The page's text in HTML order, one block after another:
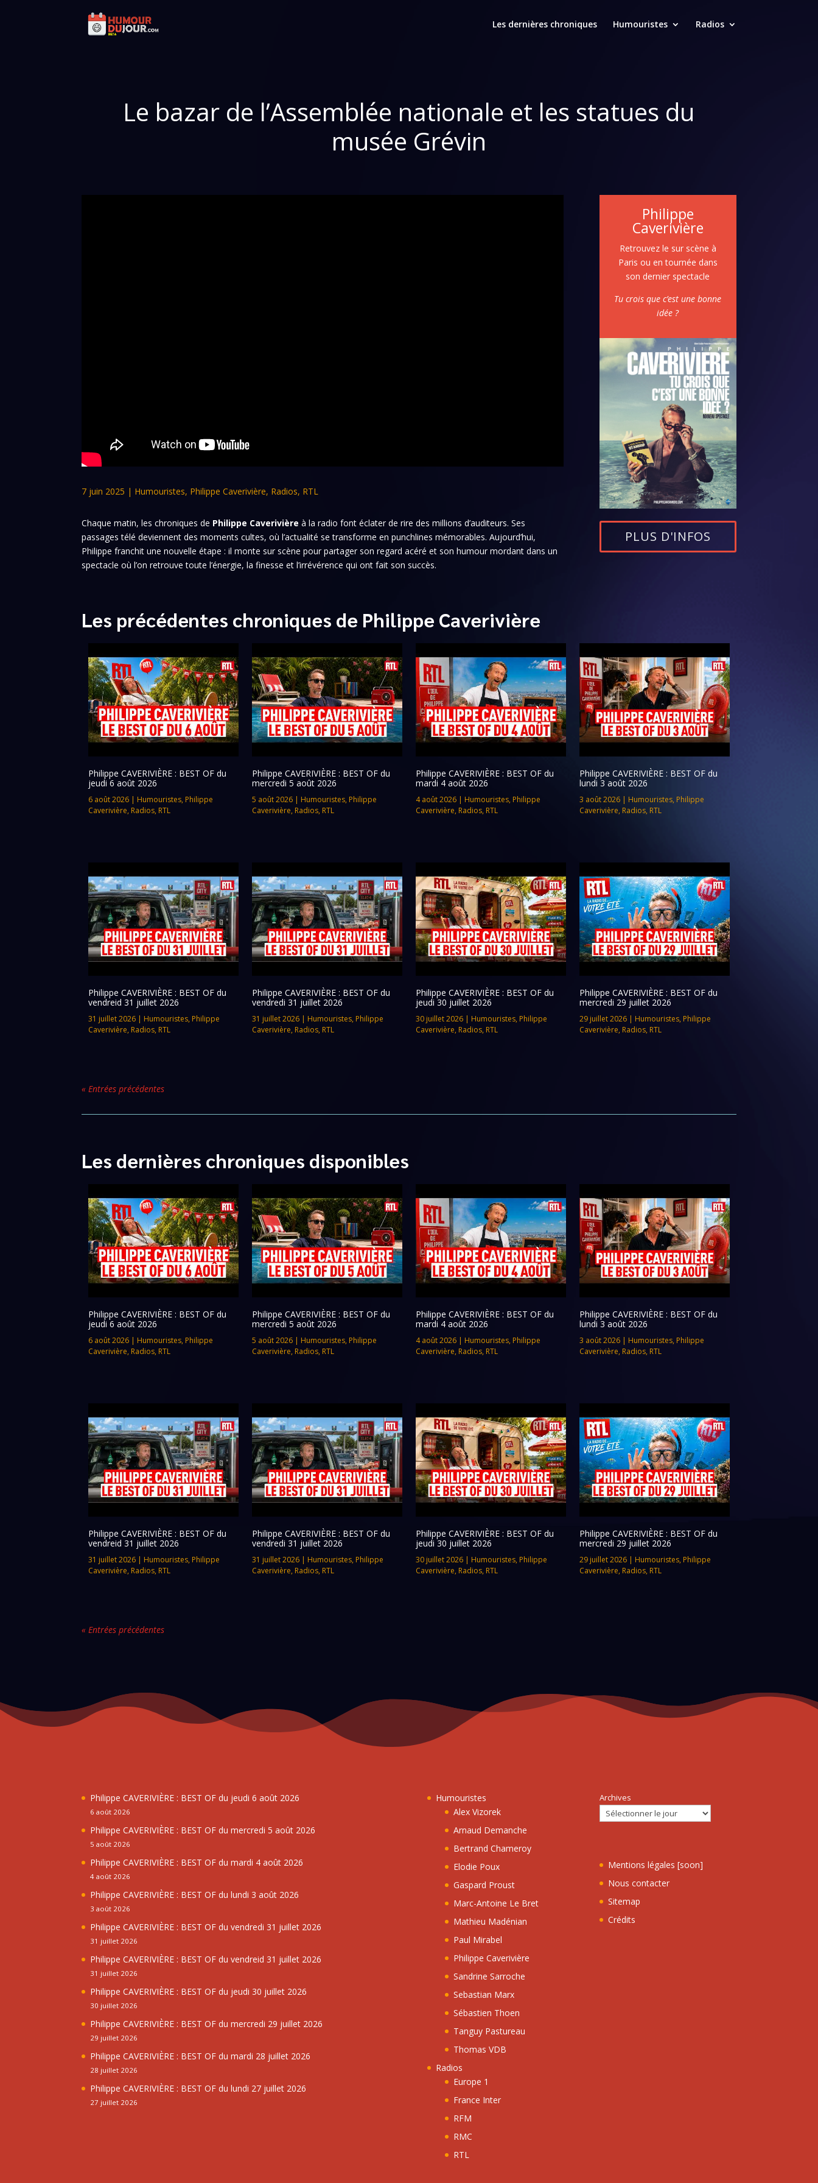
Les dernières chroniques Humouristes Radios
Le bazar de l’Assemblée nationale et les statues du
musée Grévin
7 juin 2025 | Humouristes, Philippe Caverivière, Radios, RTL
Chaque matin, les chroniques de Philippe Caverivière à la radio font éclater de rire des millions d’auditeurs. Ses
passages télé deviennent des moments cultes, où l’actualité se transforme en punchlines mémorables. Aujourd’hui,
Philippe franchit une nouvelle étape : il monte sur scène pour partager son regard acéré et son humour mordant dans un
spectacle où l’on retrouve toute l’énergie, la finesse et l’irrévérence qui ont fait son succès.
Philippe
Caverivière
Retrouvez le sur scène à
Paris ou en tournée dans
son dernier spectacle
Tu crois que c’est une bonne
idée ?
PLUS D'INFOS
Les précédentes chroniques de Philippe Caverivière
Philippe CAVERIVIÈRE : BEST OF du
jeudi 6 août 2026
6 août 2026 | Humouristes, Philippe
Caverivière, Radios, RTL
Philippe CAVERIVIÈRE : BEST OF du
mercredi 5 août 2026
5 août 2026| Humouristes, Philippe
Caverivière, Radios, RTL
Philippe CAVERIVIÈRE : BEST OF du
mardi 4 août 2026
4 août 2026| Humouristes, Philippe
Caverivière, Radios, RTL
Philippe CAVERIVIÈRE : BEST OF du
lundi 3 août 2026
3 août 2026| Humouristes, Philippe
Caverivière, Radios, RTL
Philippe CAVERIVIÈRE : BEST OF du
vendreid 31 juillet 2026
31 juillet 2026 | Humouristes, Philippe
Caverivière, Radios, RTL
Philippe CAVERIVIÈRE : BEST OF du
vendredi 31 juillet 2026
31 juillet 2026| Humouristes, Philippe
Caverivière, Radios, RTL
Philippe CAVERIVIÈRE : BEST OF du
jeudi 30 juillet 2026
30 juillet 2026| Humouristes, Philippe
Caverivière, Radios, RTL
Philippe CAVERIVIÈRE : BEST OF du
mercredi 29 juillet 2026
29 juillet 2026| Humouristes, Philippe
Caverivière, Radios, RTL
« Entrées précédentes
Les dernières chroniques disponibles
Philippe CAVERIVIÈRE : BEST OF du
jeudi 6 août 2026
6 août 2026 | Humouristes, Philippe
Caverivière, Radios, RTL
Philippe CAVERIVIÈRE : BEST OF du
mercredi 5 août 2026
5 août 2026| Humouristes, Philippe
Caverivière, Radios, RTL
Philippe CAVERIVIÈRE : BEST OF du
mardi 4 août 2026
4 août 2026| Humouristes, Philippe
Caverivière, Radios, RTL
Philippe CAVERIVIÈRE : BEST OF du
lundi 3 août 2026
3 août 2026| Humouristes, Philippe
Caverivière, Radios, RTL
Philippe CAVERIVIÈRE : BEST OF du
vendreid 31 juillet 2026
31 juillet 2026 | Humouristes, Philippe
Caverivière, Radios, RTL
Philippe CAVERIVIÈRE : BEST OF du
vendredi 31 juillet 2026
31 juillet 2026| Humouristes, Philippe
Caverivière, Radios, RTL
Philippe CAVERIVIÈRE : BEST OF du
jeudi 30 juillet 2026
30 juillet 2026| Humouristes, Philippe
Caverivière, Radios, RTL
Philippe CAVERIVIÈRE : BEST OF du
mercredi 29 juillet 2026
29 juillet 2026| Humouristes, Philippe
Caverivière, Radios, RTL
« Entrées précédentes
Philippe CAVERIVIÈRE : BEST OF du jeudi 6 août 2026
6 août 2026
Philippe CAVERIVIÈRE : BEST OF du mercredi 5 août 2026
5 août 2026
Philippe CAVERIVIÈRE : BEST OF du mardi 4 août 2026
4 août 2026
Philippe CAVERIVIÈRE : BEST OF du lundi 3 août 2026
3 août 2026
Philippe CAVERIVIÈRE : BEST OF du vendredi 31 juillet 2026
31 juillet 2026
Philippe CAVERIVIÈRE : BEST OF du vendreid 31 juillet 2026
31 juillet 2026
Philippe CAVERIVIÈRE : BEST OF du jeudi 30 juillet 2026
30 juillet 2026
Philippe CAVERIVIÈRE : BEST OF du mercredi 29 juillet 2026
29 juillet 2026
Philippe CAVERIVIÈRE : BEST OF du mardi 28 juillet 2026
28 juillet 2026
Philippe CAVERIVIÈRE : BEST OF du lundi 27 juillet 2026
27 juillet 2026
Humouristes
Alex Vizorek
Arnaud Demanche
Bertrand Chameroy
Elodie Poux
Gaspard Proust
Marc-Antoine Le Bret
Mathieu Madénian
Paul Mirabel
Philippe Caverivière
Sandrine Sarroche
Sebastian Marx
Sébastien Thoen
Tanguy Pastureau
Thomas VDB
Radios
Europe 1
France Inter
RFM
RMC
RTL
Archives
Mentions légales [soon]
Nous contacter
Sitemap
Crédits